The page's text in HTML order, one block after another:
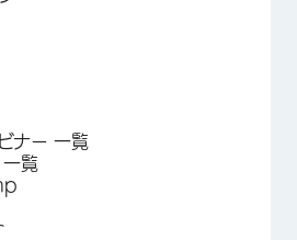
ナー 一覧
覧